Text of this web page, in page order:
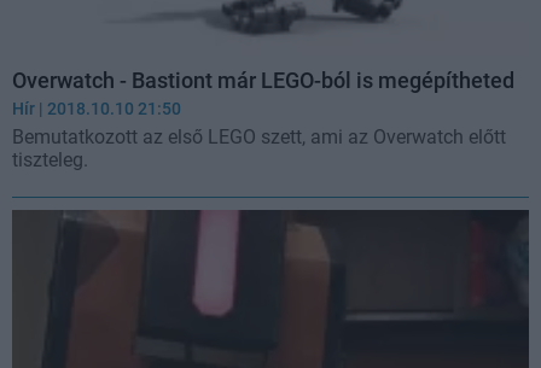
Overwatch - Bastiont már LEGO-ból is megépítheted
Hír | 2018.10.10 21:50
Bemutatkozott az első LEGO szett, ami az Overwatch előtt
tiszteleg.